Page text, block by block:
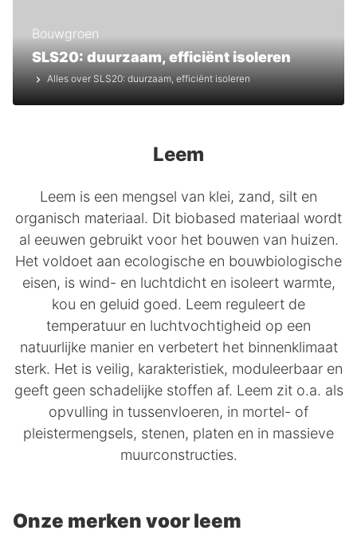
SLS20: duurzaam, efficiënt isoleren
Bouwgroen
Alles over SLS20: duurzaam, efficiënt isoleren
Leem
Leem is een mengsel van klei, zand, silt en
organisch materiaal. Dit biobased materiaal wordt
al eeuwen gebruikt voor het bouwen van huizen.
Het voldoet aan ecologische en bouwbiologische
eisen, is wind- en luchtdicht en isoleert warmte,
kou en geluid goed. Leem reguleert de
temperatuur en luchtvochtigheid op een
natuurlijke manier en verbetert het binnenklimaat
sterk. Het is veilig, karakteristiek, moduleerbaar en
geeft geen schadelijke stoffen af. Leem zit o.a. als
opvulling in tussenvloeren, in mortel- of
pleistermengsels, stenen, platen en in massieve
muurconstructies.
Onze merken voor leem